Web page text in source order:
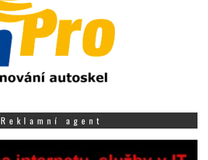
Reklamní agent